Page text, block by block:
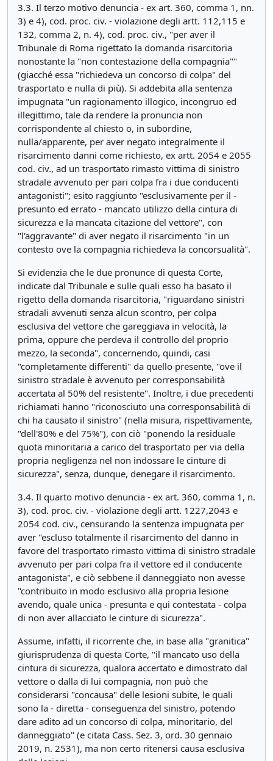
3.3. Il terzo motivo denuncia - ex art. 360, comma 1, nn.
3) e 4), cod. proc. civ. - violazione degli artt. 112,115 e
132, comma 2, n. 4), cod. proc. civ., "per aver il
Tribunale di Roma rigettato la domanda risarcitoria
nonostante la "non contestazione della compagnia""
(giacché essa "richiedeva un concorso di colpa" del
trasportato e nulla di più). Si addebita alla sentenza
impugnata "un ragionamento illogico, incongruo ed
illegittimo, tale da rendere la pronuncia non
corrispondente al chiesto o, in subordine,
nulla/apparente, per aver negato integralmente il
risarcimento danni come richiesto, ex artt. 2054 e 2055
cod. civ., ad un trasportato rimasto vittima di sinistro
stradale avvenuto per pari colpa fra i due conducenti
antagonisti"; esito raggiunto "esclusivamente per il -
presunto ed errato - mancato utilizzo della cintura di
sicurezza e la mancata citazione del vettore", con
"l'aggravante" di aver negato il risarcimento "in un
contesto ove la compagnia richiedeva la concorsualità".
Si evidenzia che le due pronunce di questa Corte,
indicate dal Tribunale e sulle quali esso ha basato il
rigetto della domanda risarcitoria, "riguardano sinistri
stradali avvenuti senza alcun scontro, per colpa
esclusiva del vettore che gareggiava in velocità, la
prima, oppure che perdeva il controllo del proprio
mezzo, la seconda", concernendo, quindi, casi
"completamente differenti" da quello presente, "ove il
sinistro stradale è avvenuto per corresponsabilità
accertata al 50% del resistente". Inoltre, i due precedenti
richiamati hanno "riconosciuto una corresponsabilità di
chi ha causato il sinistro" (nella misura, rispettivamente,
"dell'80% e del 75%"), con ciò "ponendo la residuale
quota minoritaria a carico del trasportato per via della
propria negligenza nel non indossare le cinture di
sicurezza", senza, dunque, denegare il risarcimento.
3.4. Il quarto motivo denuncia - ex art. 360, comma 1, n.
3), cod. proc. civ. - violazione degli artt. 1227,2043 e
2054 cod. civ., censurando la sentenza impugnata per
aver "escluso totalmente il risarcimento del danno in
favore del trasportato rimasto vittima di sinistro stradale
avvenuto per pari colpa fra il vettore ed il conducente
antagonista", e ciò sebbene il danneggiato non avesse
"contribuito in modo esclusivo alla propria lesione
avendo, quale unica - presunta e qui contestata - colpa
di non aver allacciato le cinture di sicurezza".
Assume, infatti, il ricorrente che, in base alla "granitica"
giurisprudenza di questa Corte, "il mancato uso della
cintura di sicurezza, qualora accertato e dimostrato dal
vettore o dalla di lui compagnia, non può che
considerarsi "concausa" delle lesioni subite, le quali
sono la - diretta - conseguenza del sinistro, potendo
dare adito ad un concorso di colpa, minoritario, del
danneggiato" (e citata Cass. Sez. 3, ord. 30 gennaio
2019, n. 2531), ma non certo ritenersi causa esclusiva